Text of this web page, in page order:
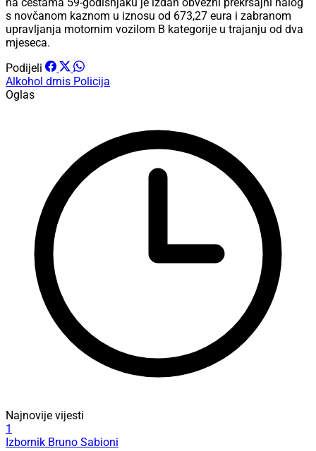
na cestama 59-godišnjaku je izdan obvezni prekršajni nalog
s novčanom kaznom u iznosu od 673,27 eura i zabranom
upravljanja motornim vozilom B kategorije u trajanju od dva
mjeseca.
Podijeli
Alkohol drnis Policija
Oglas
Najnovije vijesti
1
Izbornik Bruno Sabioni